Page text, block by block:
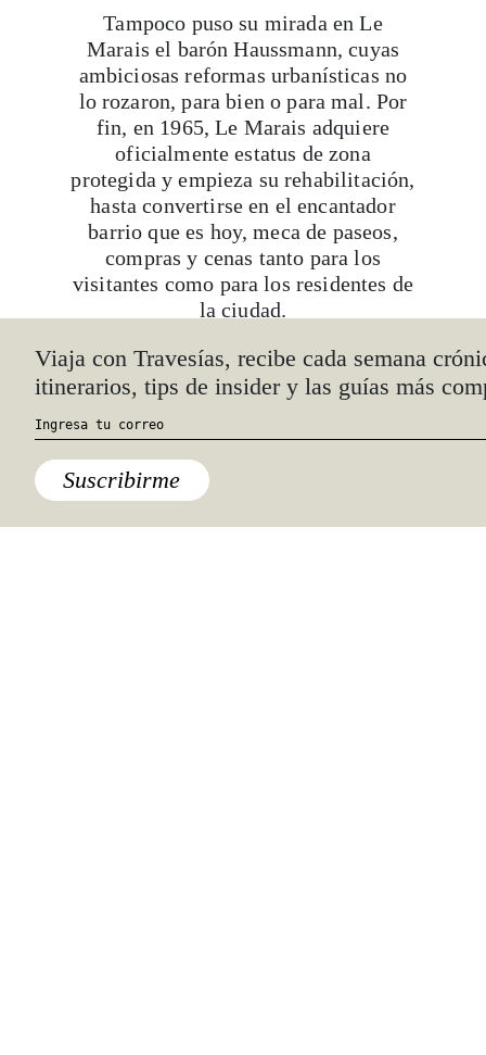
Tampoco puso su mirada en Le
Marais el barón Haussmann, cuyas
ambiciosas reformas urbanísticas no
lo rozaron, para bien o para mal. Por
fin, en 1965, Le Marais adquiere
oficialmente estatus de zona
protegida y empieza su rehabilitación,
hasta convertirse en el encantador
barrio que es hoy, meca de paseos,
compras y cenas tanto para los
visitantes como para los residentes de
la ciudad.
Su centro neurálgico es laPlace des
Vosges, una plaza porticada con
edificios de ladrillo rojizo y un jardín
esmeradamente podado en medio. Sus
pórticos pueden parecer algo
monótonos si se contemplan desde el
jardín central, pero en esta plaza las
Viaja con Travesías, recibe cada semana
itinerarios, tips de insider y las guías más
Suscribirme